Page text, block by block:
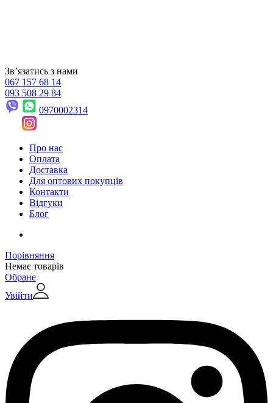
Звʼязатись з нами
067 157 68 14
093 508 29 84
0970002314
Про нас
Оплата
Доставка
Для оптових покупців
Контакти
Відгуки
Блог
Порівняння
Немає товарів
Обране
Увійти